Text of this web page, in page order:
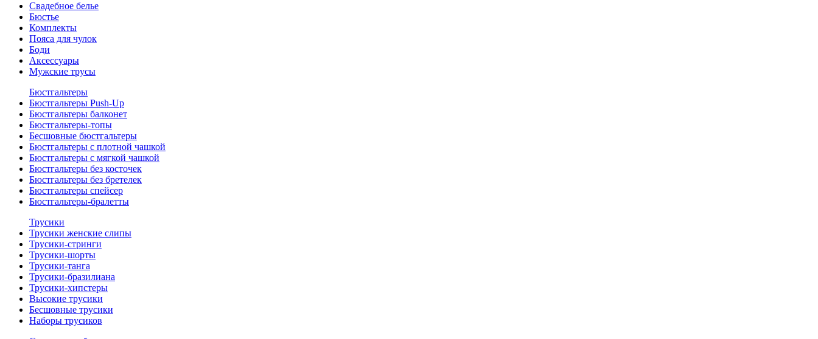
Свадебное белье
Бюстье
Комплекты
Пояса для чулок
Боди
Аксессуары
Мужские трусы
Бюстгальтеры
Бюстгальтеры Push-Up
Бюстгальтеры балконет
Бюстгальтеры-топы
Бесшовные бюстгальтеры
Бюстгальтеры с плотной чашкой
Бюстгальтеры с мягкой чашкой
Бюстгальтеры без косточек
Бюстгальтеры без бретелек
Бюстгальтеры спейсер
Бюстгальтеры-бралетты
Трусики
Трусики женские слипы
Трусики-стринги
Трусики-шорты
Трусики-танга
Трусики-бразилиана
Трусики-хипстеры
Высокие трусики
Бесшовные трусики
Наборы трусиков